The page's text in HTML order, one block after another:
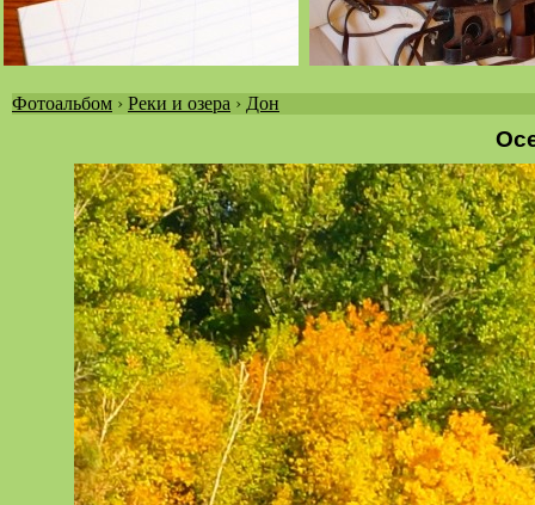
здесь
Фотоальбом › Реки и озера › Дон